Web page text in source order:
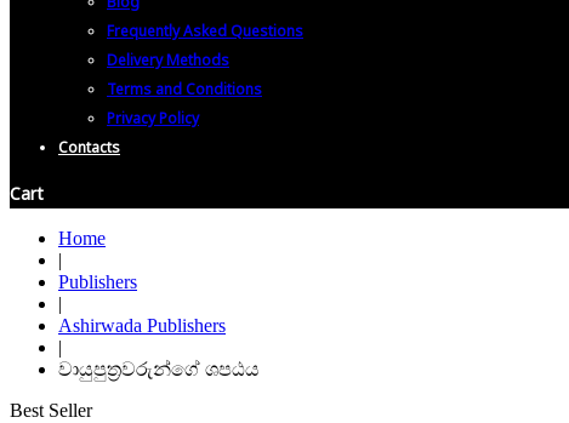
Frequently Asked Questions
Delivery Methods
Terms and Conditions
Privacy Policy
Contacts
Cart
Home
|
Publishers
|
Ashirwada Publishers
|
වායුපුත්‍රවරුන්ගේ ශපඨය
Best Seller